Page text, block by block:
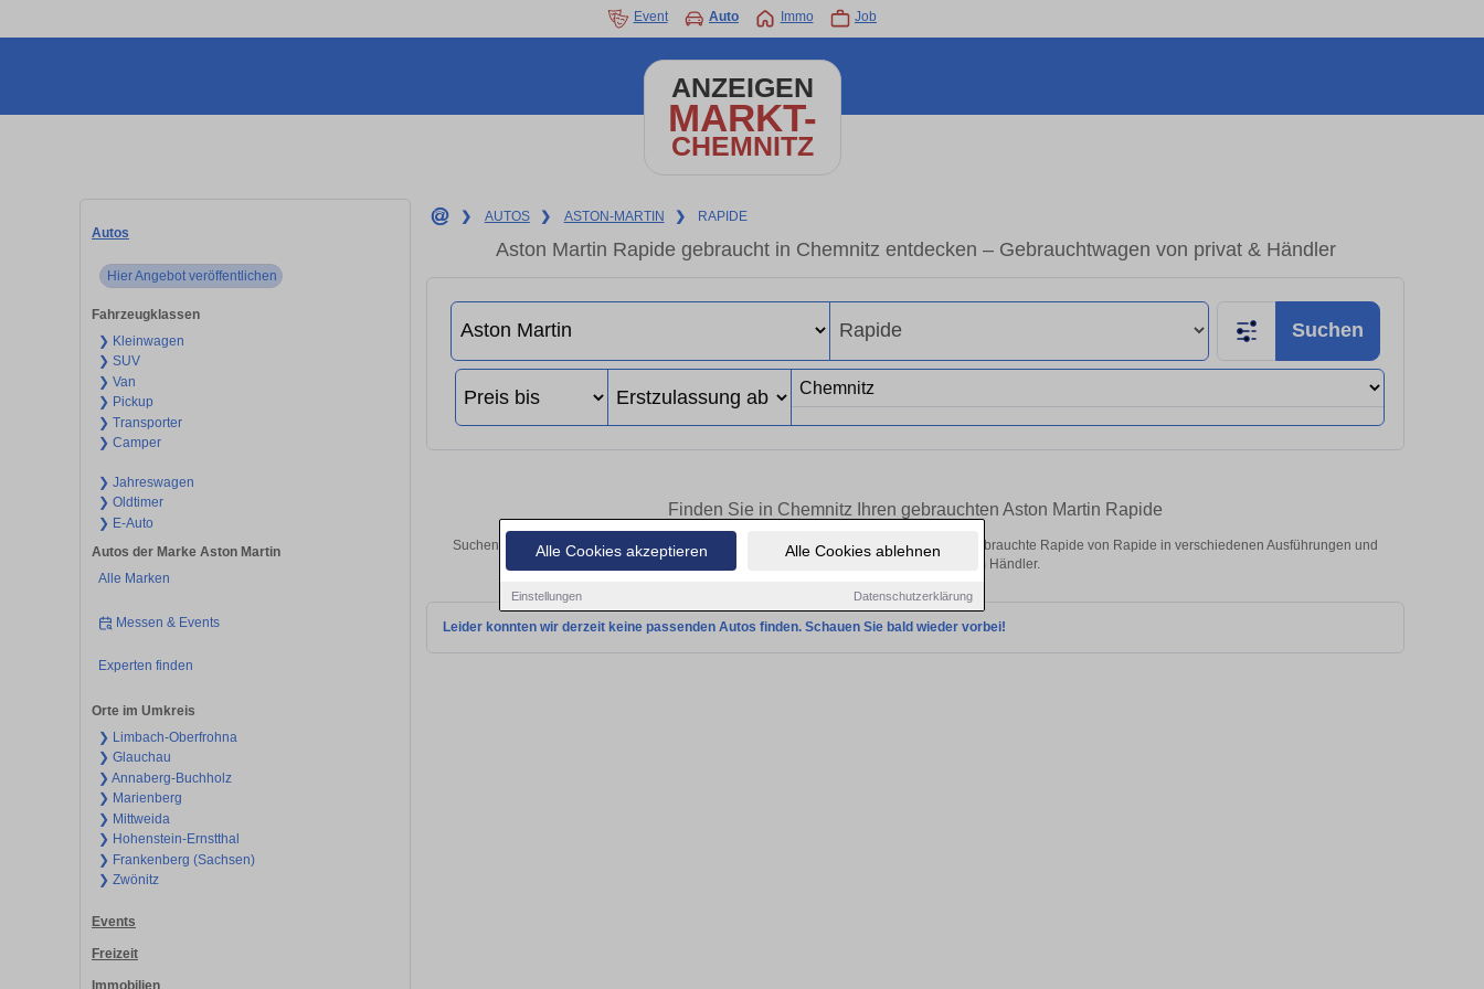
Alle Cookies akzeptieren Alle Cookies ablehnen
Einstellungen Datenschutzerklärung
Event Auto Immo Job
ANZEIGEN
MARKT-
CHEMNITZ
Autos
Hier Angebot veröffentlichen
Fahrzeugklassen
❯ Kleinwagen
❯ SUV
❯ Van
❯ Pickup
❯ Transporter
❯ Camper
❯ Jahreswagen
❯ Oldtimer
❯ E-Auto
Autos der Marke Aston Martin
Alle Marken
Messen & Events
Experten finden
Orte im Umkreis
❯ Limbach-Oberfrohna
❯ Glauchau
❯ Annaberg-Buchholz
❯ Marienberg
❯ Mittweida
❯ Hohenstein-Ernstthal
❯ Frankenberg (Sachsen)
❯ Zwönitz
Events
Freizeit
Immobilien
❯ AUTOS ❯ ASTON-MARTIN ❯ RAPIDE
Aston Martin Rapide gebraucht in Chemnitz entdecken – Gebrauchtwagen von privat & Händler
Suchen
Finden Sie in Chemnitz Ihren gebrauchten Aston Martin Rapide
Suchen Sie in Chemnitz einen Aston Martin Rapide Gebrauchtwagen? Entdecken Sie gebrauchte Rapide von Rapide in verschiedenen Ausführungen und
Preisklassen von privat und vom Händler.
Leider konnten wir derzeit keine passenden Autos finden. Schauen Sie bald wieder vorbei!